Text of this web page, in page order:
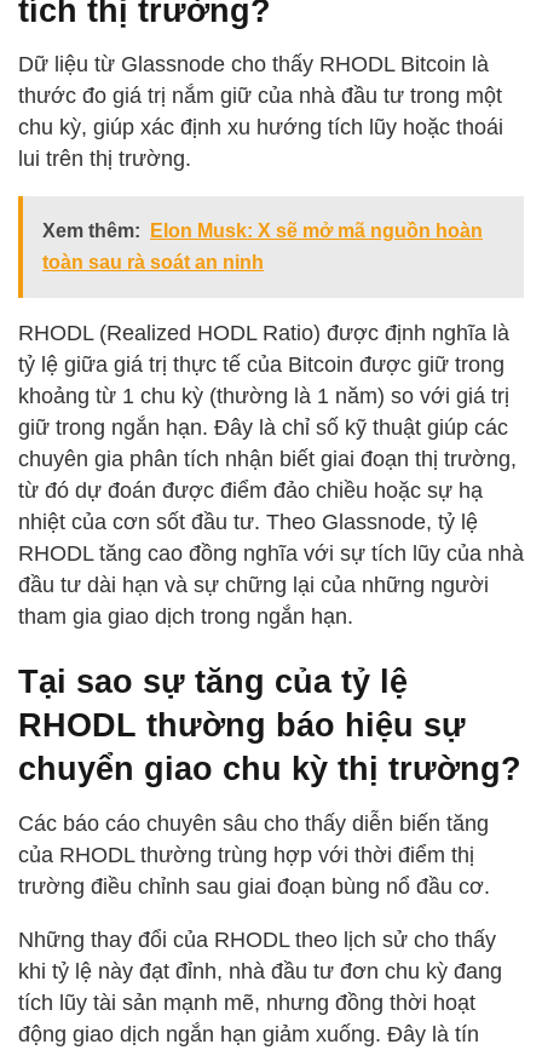
tích thị trường?
Dữ liệu từ Glassnode cho thấy RHODL Bitcoin là
thước đo giá trị nắm giữ của nhà đầu tư trong một
chu kỳ, giúp xác định xu hướng tích lũy hoặc thoái
lui trên thị trường.
Xem thêm:
Elon Musk: X sẽ mở mã nguồn hoàn
toàn sau rà soát an ninh
RHODL (Realized HODL Ratio) được định nghĩa là
tỷ lệ giữa giá trị thực tế của Bitcoin được giữ trong
khoảng từ 1 chu kỳ (thường là 1 năm) so với giá trị
giữ trong ngắn hạn. Đây là chỉ số kỹ thuật giúp các
chuyên gia phân tích nhận biết giai đoạn thị trường,
từ đó dự đoán được điểm đảo chiều hoặc sự hạ
nhiệt của cơn sốt đầu tư. Theo Glassnode, tỷ lệ
RHODL tăng cao đồng nghĩa với sự tích lũy của nhà
đầu tư dài hạn và sự chững lại của những người
tham gia giao dịch trong ngắn hạn.
Tại sao sự tăng của tỷ lệ
RHODL thường báo hiệu sự
chuyển giao chu kỳ thị trường?
Các báo cáo chuyên sâu cho thấy diễn biến tăng
của RHODL thường trùng hợp với thời điểm thị
trường điều chỉnh sau giai đoạn bùng nổ đầu cơ.
Những thay đổi của RHODL theo lịch sử cho thấy
khi tỷ lệ này đạt đỉnh, nhà đầu tư đơn chu kỳ đang
tích lũy tài sản mạnh mẽ, nhưng đồng thời hoạt
động giao dịch ngắn hạn giảm xuống. Đây là tín